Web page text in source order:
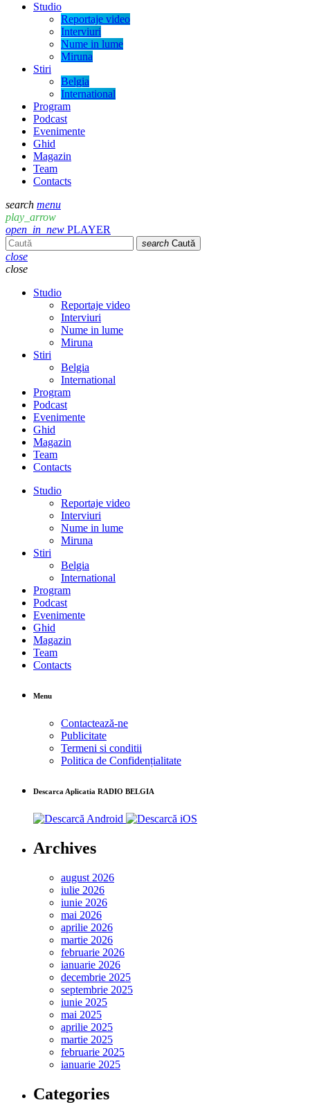
Studio
Reportaje video
Interviuri
Nume in lume
Miruna
Stiri
Belgia
International
Program
Podcast
Evenimente
Ghid
Magazin
Team
Contacts
search menu
play_arrow
open_in_new PLAYER
search Caută
close
close
Studio
Reportaje video
Interviuri
Nume in lume
Miruna
Stiri
Belgia
International
Program
Podcast
Evenimente
Ghid
Magazin
Team
Contacts
Studio
Reportaje video
Interviuri
Nume in lume
Miruna
Stiri
Belgia
International
Program
Podcast
Evenimente
Ghid
Magazin
Team
Contacts
Menu
Contactează-ne
Publicitate
Termeni si conditii
Politica de Confidențialitate
Descarca Aplicatia RADIO BELGIA
Archives
august 2026
iulie 2026
iunie 2026
mai 2026
aprilie 2026
martie 2026
februarie 2026
ianuarie 2026
decembrie 2025
septembrie 2025
iunie 2025
mai 2025
aprilie 2025
martie 2025
februarie 2025
ianuarie 2025
Categories